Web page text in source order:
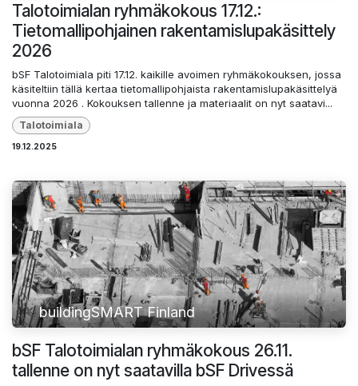
Talotoimialan ryhmäkokous 17.12.:
Tietomallipohjainen rakentamislupakäsittely
2026
bSF Talotoimiala piti 17.12. kaikille avoimen ryhmäkokouksen, jossa
käsiteltiin tällä kertaa tietomallipohjaista rakentamislupakäsittelyä
vuonna 2026 . Kokouksen tallenne ja materiaalit on nyt saatavi...
Talotoimiala
19.12.2025
buildingSMART Finland
bSF Talotoimialan ryhmäkokous 26.11.
tallenne on nyt saatavilla bSF Drivessä